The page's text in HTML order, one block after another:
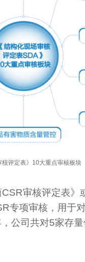
核评定表》10大重点审核板块
审核评定表》
专项审核，用于
公司共对5家存